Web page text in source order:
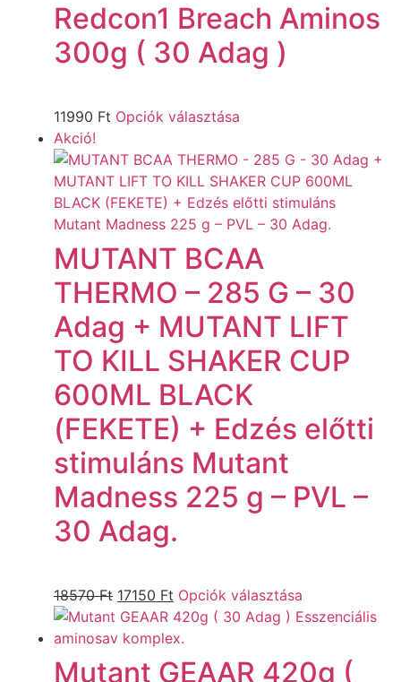
Redcon1 Breach Aminos
300g ( 30 Adag )
11990 Ft Opciók választása
Akció!
MUTANT BCAA
THERMO – 285 G – 30
Adag + MUTANT LIFT
TO KILL SHAKER CUP
600ML BLACK
(FEKETE) + Edzés előtti
stimuláns Mutant
Madness 225 g – PVL –
30 Adag.
18570Ft 17150 Ft Opciók választása
Mutant GEAAR 420g (